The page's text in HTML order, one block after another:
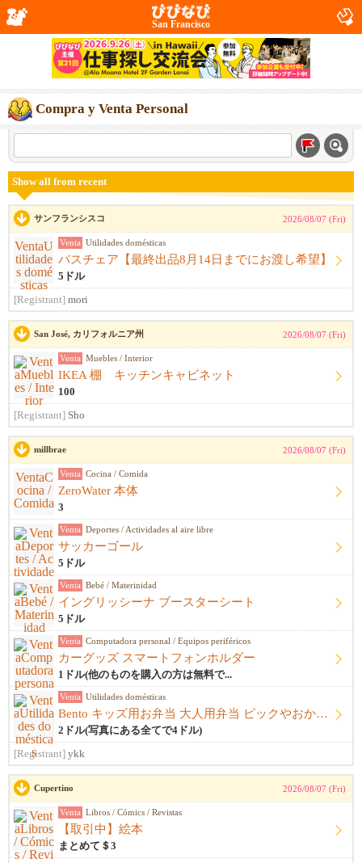
San Francisco
Compra y Venta Personal
Show all from recent
サンフランシスコ 2026/08/07 (Fri)
Venta Utilidades domésticas
バスチェア【最終出品8月14日までにお渡し希望】
5ドル
[Registrant] mori
San José, カリフォルニア州 2026/08/07 (Fri)
Venta Muebles / Interior
IKEA 棚 キッチンキャビネット
100
[Registrant] Sho
millbrae 2026/08/07 (Fri)
Venta Cocina / Comida
ZeroWater 本体
3
Venta Deportes / Actividades al aire libre
サッカーゴール
5ドル
Venta Bebé / Materinidad
イングリッシーナ ブースターシート
5ドル
Venta Computadora personal / Equipos periféricos
カーグッズ スマートフォンホルダー
1ドル(他のものを購入の方は無料で...
Venta Utilidades domésticas
Bento キッズ用お弁当 大人用弁当 ピックやおかずカップ他
2ドル(写真にある全てで4ドル)
[Registrant] ykk
Cupertino 2026/08/07 (Fri)
Venta Libros / Cómics / Revistas
【取引中】絵本
まとめて＄3